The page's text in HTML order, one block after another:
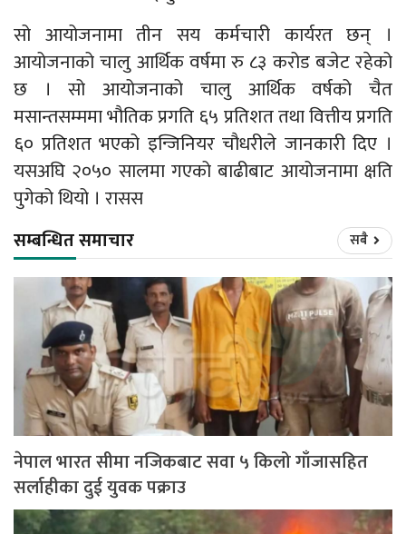
सो आयोजनामा तीन सय कर्मचारी कार्यरत छन् ।
आयोजनाको चालु आर्थिक वर्षमा रु ८३ करोड बजेट रहेको
छ । सो आयोजनाको चालु आर्थिक वर्षको चैत
मसान्तसम्ममा भौतिक प्रगति ६५ प्रतिशत तथा वित्तीय प्रगति
६० प्रतिशत भएको इन्जिनियर चौधरीले जानकारी दिए ।
यसअघि २०५० सालमा गएको बाढीबाट आयोजनामा क्षति
पुगेको थियो । रासस
सम्बन्धित समाचार सबै
नेपाल भारत सीमा नजिकबाट सवा ५ किलो गाँजासहित
सर्लाहीका दुई युवक पक्राउ